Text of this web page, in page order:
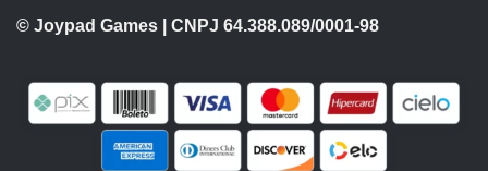
© Joypad Games | CNPJ 64.388.089/0001-98